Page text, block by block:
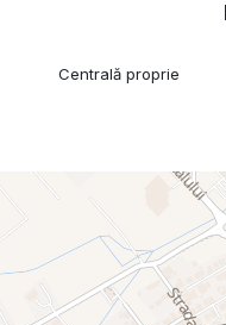
Centrală proprie